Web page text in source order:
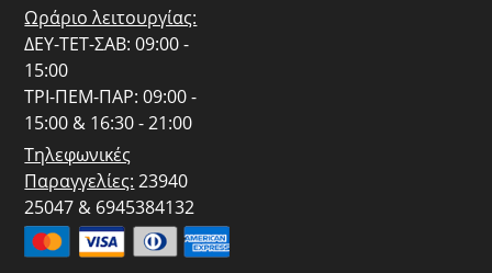
Ωράριο λειτουργίας:
ΔΕΥ-ΤΕΤ-ΣΑΒ: 09:00 -
15:00
ΤΡΙ-ΠΕΜ-ΠΑΡ: 09:00 -
15:00 & 16:30 - 21:00
Τηλεφωνικές
Παραγγελίες: 23940
25047 & 6945384132